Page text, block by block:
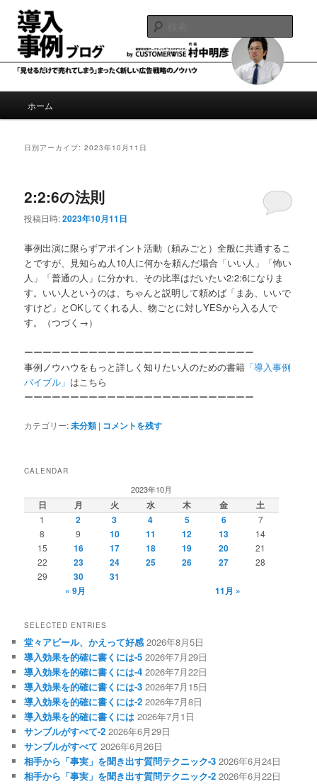
ン
テ
導入事例ブログ by 村中明彦
導入事例制作、事例広告のノウハウブログ
索
ホーム
日別アーカイブ:2023年10月11日
2:2:6の法則
投稿日時:2023年10月11日
事例出演に限らずアポイント活動（頼みごと）全般に共通するこ
とですが、見知らぬ人10人に何かを頼んだ場合「いい人」「怖い
人」「普通の人」に分かれ、その比率はだいたい2:2:6になりま
す。いい人というのは、ちゃんと説明して頼めば「まあ、いいで
すけど」とOKしてくれる人、物ごとに対しYESから入る人で
す。（つづく→）
ーーーーーーーーーーーーーーーーーーーーーーーーー
事例ノウハウをもっと詳しく知りたい人のための書籍 「導入事例
バイブル」 はこちら
ーーーーーーーーーーーーーーーーーーーーーーーーー
カテゴリー:未分類 | コメントを残す
CALENDAR
2023年10月
日 月 火 水 木 金 土
1 2 3 4 5 6
7
8
9 10 11 12 13
14
15
16 17 18 19 20
21
22
23 24 25 26 27
28
29
30
31
« 9月
11月 »
SELECTED ENTRIES
堂々アピール、かえって好感 2026年8月5日
導入効果を的確に書くには-5 2026年7月29日
導入効果を的確に書くには-4 2026年7月22日
導入効果を的確に書くには-3 2026年7月15日
導入効果を的確に書くには-2 2026年7月8日
導入効果を的確に書くには 2026年7月1日
サンブルがすべて-2 2026年6月29日
サンブルがすべて 2026年6月26日
相手から「事実」を聞き出す質問テクニック-3 2026年6月24日
相手から「事実」を聞き出す質問テクニック-2 2026年6月22日